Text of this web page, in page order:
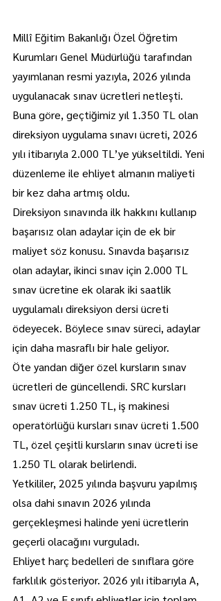
Millî Eğitim Bakanlığı Özel Öğretim
Kurumları Genel Müdürlüğü tarafından
yayımlanan resmi yazıyla, 2026 yılında
uygulanacak sınav ücretleri netleşti.
Buna göre, geçtiğimiz yıl 1.350 TL olan
direksiyon uygulama sınavı ücreti, 2026
yılı itibarıyla 2.000 TL’ye yükseltildi. Yeni
düzenleme ile ehliyet almanın maliyeti
bir kez daha artmış oldu.
Direksiyon sınavında ilk hakkını kullanıp
başarısız olan adaylar için de ek bir
maliyet söz konusu. Sınavda başarısız
olan adaylar, ikinci sınav için 2.000 TL
sınav ücretine ek olarak iki saatlik
uygulamalı direksiyon dersi ücreti
ödeyecek. Böylece sınav süreci, adaylar
için daha masraflı bir hale geliyor.
Öte yandan diğer özel kursların sınav
ücretleri de güncellendi. SRC kursları
sınav ücreti 1.250 TL, iş makinesi
operatörlüğü kursları sınav ücreti 1.500
TL, özel çeşitli kursların sınav ücreti ise
1.250 TL olarak belirlendi.
Yetkililer, 2025 yılında başvuru yapılmış
olsa dahi sınavın 2026 yılında
gerçekleşmesi halinde yeni ücretlerin
geçerli olacağını vurguladı.
Ehliyet harç bedelleri de sınıflara göre
farklılık gösteriyor. 2026 yılı itibarıyla A,